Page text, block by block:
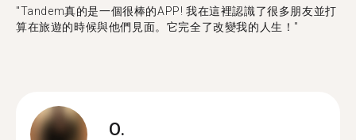
"Tandem真的是一個很棒的APP! 我在這裡認識了很多朋友並打
算在旅遊的時候與他們見面。它完全了改變我的人生！"
O.